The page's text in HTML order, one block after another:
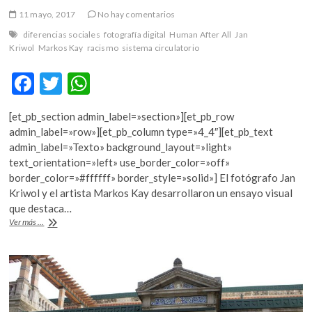
11 mayo, 2017
No hay comentarios
diferencias sociales fotografía digital Human After All Jan
Kriwol Markos Kay racismo sistema circulatorio
F
e
b
o
o
k
T
w
itt
er
h
at
s
A
p
[et_pb_section admin_label=»section»][et_pb_row
admin_label=»row»][et_pb_column type=»4_4″][et_pb_text
admin_label=»Texto» background_layout=»light»
text_orientation=»left» use_border_color=»off»
border_color=»#ffffff» border_style=»solid»] El fotógrafo Jan
Kriwol y el artista Markos Kay desarrollaron un ensayo visual
que destaca…
Ver más ...
Después
humanos